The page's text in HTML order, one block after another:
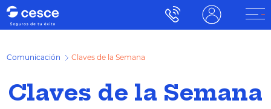
Comunicación Claves de la Semana
Claves de la Semana